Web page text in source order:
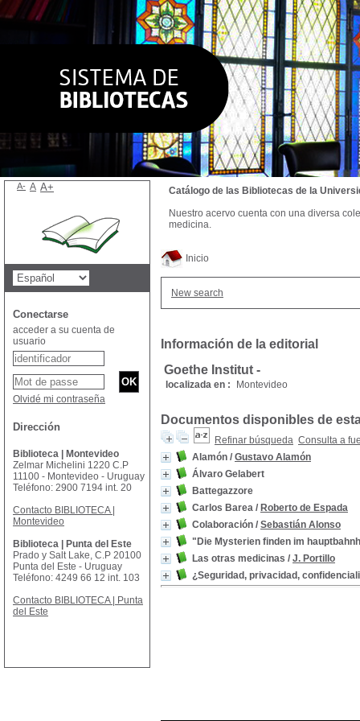
Inicio
New search
Información de la editorial
Goethe Institut -
localizada en : Montevideo
Documentos disponibles de
Refinar búsqueda Consulta a
Alamón / Gustavo Alamón
Álvaro Gelabert
Battegazzore
Carlos Barea / Roberto de Espada
Colaboración / Sebastián Alonso
"Die Mysterien finden im
Las otras medicinas / J. Portillo
¿Seguridad, privacidad,
Catálogo de las Bibliotecas de la
Nuestro acervo cuenta con una diversa
medicina.
A- A A+
Conectarse
acceder a su cuenta de
usuario
Olvidé mi contraseña
Dirección
Biblioteca | Montevideo
Zelmar Michelini 1220 C.P
11100 - Montevideo - Uruguay
Teléfono: 2900 7194 int. 20
Contacto BIBLIOTECA |
Montevideo
Biblioteca | Punta del Este
Prado y Salt Lake, C.P 20100
Punta del Este - Uruguay
Teléfono: 4249 66 12 int. 103
Contacto BIBLIOTECA | Punta
del Este